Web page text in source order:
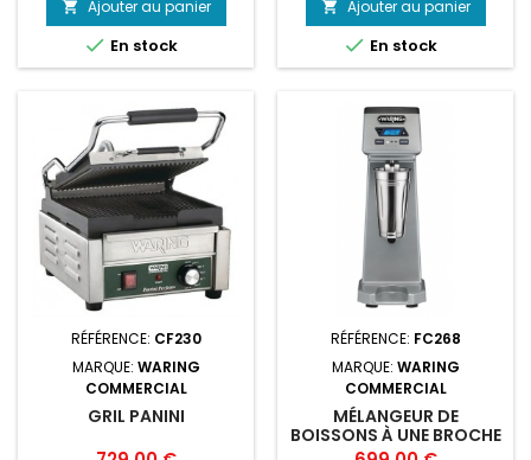
 Ajouter au panier
 En stock
 Ajouter au panier
 En stock
RÉFÉRENCE: CF230
MARQUE: WARING
COMMERCIAL
GRIL PANINI
RÉFÉRENCE: FC268
MARQUE: WARING
COMMERCIAL
MÉLANGEUR DE
BOISSONS À UNE BROCHE
WARING WDM